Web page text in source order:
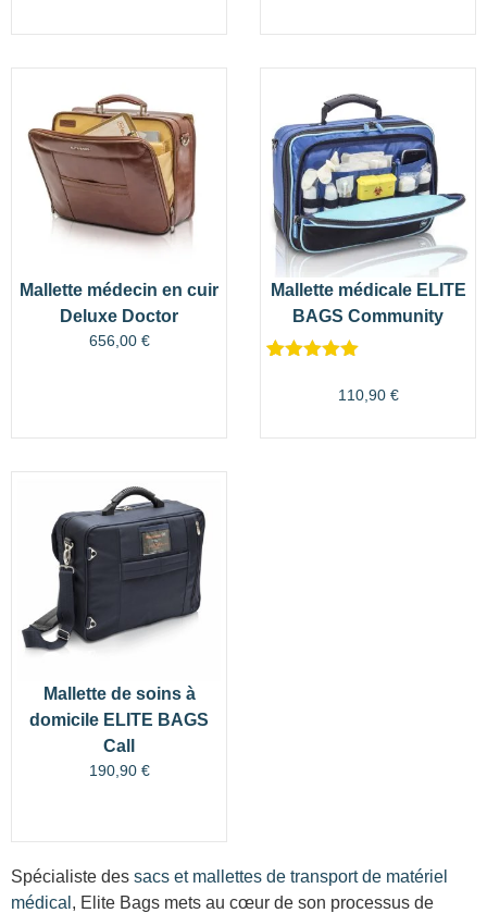
Mallette médecin en cuir
Deluxe Doctor
656,00 €
Mallette médicale ELITE
BAGS Community
client
110,90 €
Mallette de soins à
domicile ELITE BAGS
Call
190,90 €
Spécialiste des sacs et mallettes de transport de matériel
médical , Elite Bags mets au cœur de son processus de